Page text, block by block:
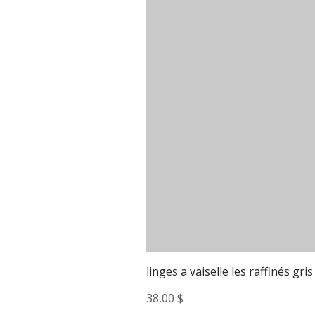
linges a vaiselle les raffinés gris
Prix
38,00 $